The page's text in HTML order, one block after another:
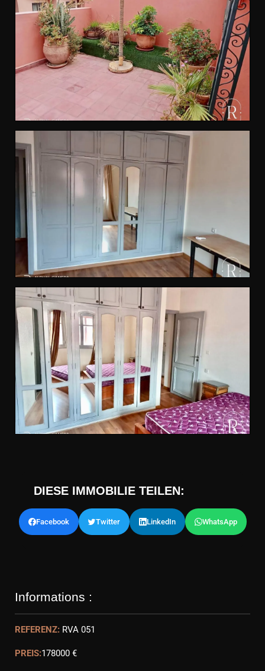
DIESE IMMOBILIE TEILEN:
Facebook Twitter LinkedIn WhatsApp
Informations :
REFERENZ: RVA 051
PREIS:178000 €